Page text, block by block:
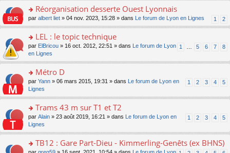
ré
c
e
lu
pl
s
ré
c
e
n
o
n
lu
pl
ré
c
nt
s
s
e
n
o
n
lu
pl
ré
c
nt
er
le
m
e
s
s
e
n
o
n
lu
pl
ré
o
n
ult
er
le
m
e
s
s
e
n
o
n
lu
Réorganisation desserte Ouest Lyonnais
1 2
par albert liet » 04 nov. 2023, 15:28 » dans Le forum de Lyon en Lignes
o
n
s
er
le
m
e
s
s
a
n
LEL : le topic technique
1 5 6 7 8
par ElBricou » 16 oct. 2012, 22:51 » dans
Le forum de Lyon
en Lignes
o
s
er
le
m
e
s
s
Métro D
1 2 3 4 5
par Yann » 06 mars 2015, 19:31 » dans
Le forum de Lyon en
Lignes
o
s
er
Trams 43 m sur T1 et T2
1 2 3 4 5
par Alain » 23 août 2019, 16:21 » dans
Le forum de Lyon en
Lignes
TB12 : Gare Part-Dieu - Kimmerling-Genêts (ex BHNS)